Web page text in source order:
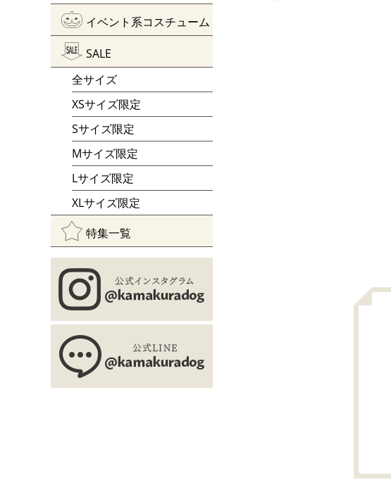
イベント系コスチューム
SALE
全サイズ
XSサイズ限定
Sサイズ限定
Mサイズ限定
Lサイズ限定
XLサイズ限定
特集一覧